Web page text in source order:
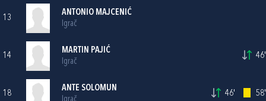
13
ANTONIO MAJCENIĆ
Igrač
14
MARTIN PAJIĆ
Igrač
46'
18
ANTE SOLOMUN
Igrač
46' 58'